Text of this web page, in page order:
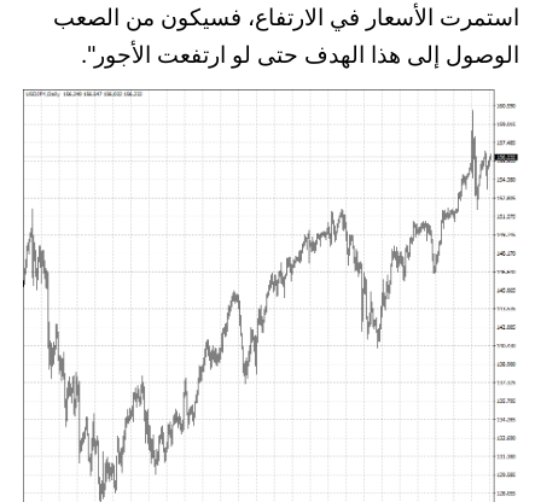
استمرت الأسعار في الارتفاع، فسيكون من الصعب
الوصول إلى هذا الهدف حتى لو ارتفعت الأجور".